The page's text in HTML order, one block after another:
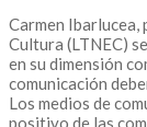
Carmen
Cultura (LTNEC)
en su dimensión
comunicación
Los medios de